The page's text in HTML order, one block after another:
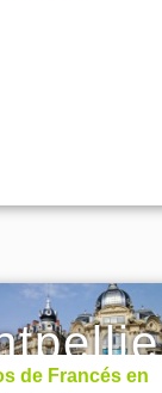
de Francés en